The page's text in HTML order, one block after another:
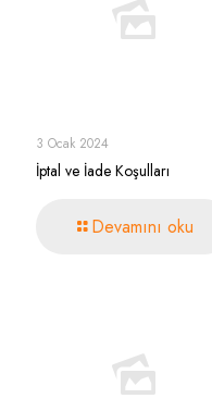
3 Ocak 2024
İptal ve İade Koşulları
Devamını oku